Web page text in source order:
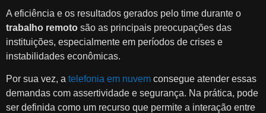
A eficiência e os resultados gerados pelo time durante o
trabalho remoto são as principais preocupações das
instituições, especialmente em períodos de crises e
instabilidades econômicas.
Por sua vez, a telefonia em nuvem consegue atender essas
demandas com assertividade e segurança. Na prática, pode
ser definida como um recurso que permite a interação entre